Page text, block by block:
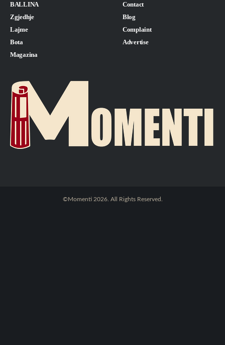
BALLINA
Zgjedhje
Lajme
Bota
Magazina
Contact
Blog
Complaint
Advertise
©Momenti 2026. All Rights Reserved.